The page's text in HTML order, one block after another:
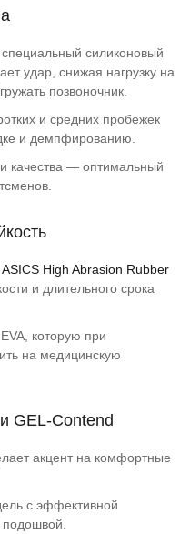
силиконовый
удар, снижая нагрузку на
позвоночник.
и средних пробежек
и демпфированию.
качества — оптимальный
ASICS High Abrasion Rubber
и длительного срока
которую при
на медицинскую
GEL-Contend
акцент на комфортные
с эффективной